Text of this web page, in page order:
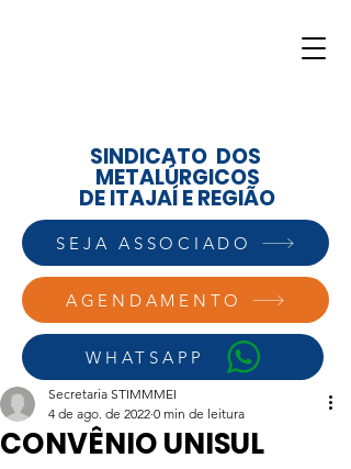
AGENDAMENTO
WHATSAPP
SINDICATO DOS
METALÚRGICOS
DE ITAJAÍ E REGIÃO
SEJA ASSOCIADO
CONVÊNIO UNISUL
Secretaria STIMMMEI
4 de ago. de 2022 0 min de leitura